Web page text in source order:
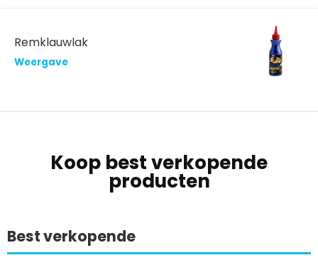
Remklauwlak
Weergave
Koop best verkopende
producten
Best verkopende